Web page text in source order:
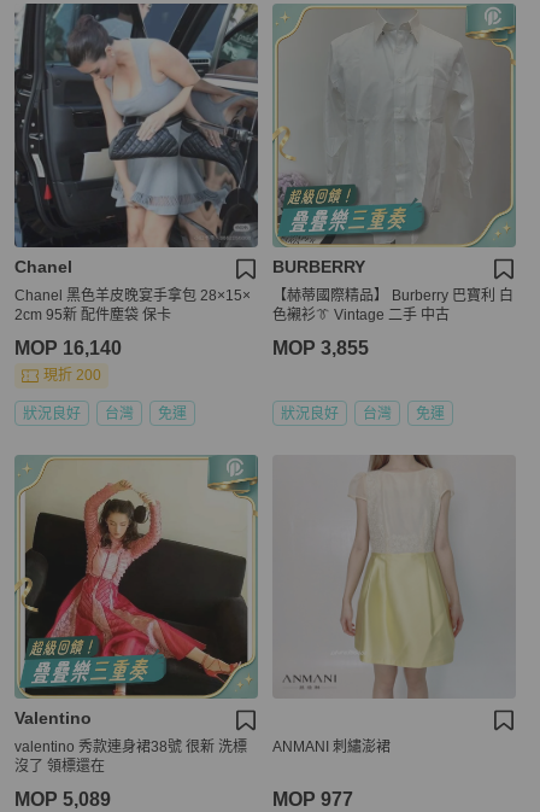
Chanel
Chanel 黑色羊皮晚宴手拿包 28×15×
2cm 95新 配件塵袋 保卡
MOP 16,140
現折 200
狀況良好 台灣 免運
BURBERRY
【赫蒂國際精品】 Burberry 巴寶利 白
色襯衫👔 Vintage 二手 中古
MOP 3,855
狀況良好 台灣 免運
Valentino
valentino 秀款連身裙38號 很新 洗標
沒了 領標還在
MOP 5,089
ANMANI 刺繡澎裙
MOP 977